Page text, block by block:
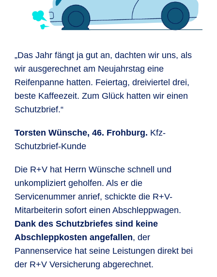
„Das Jahr fängt ja gut an, dachten wir uns, als
wir ausgerechnet am Neujahrstag eine
Reifenpanne hatten. Feiertag, dreiviertel drei,
beste Kaffeezeit. Zum Glück hatten wir einen
Schutzbrief.“
Torsten Wünsche, 46. Frohburg. Kfz-
Schutzbrief-Kunde
Die R+V hat Herrn Wünsche schnell und
unkompliziert geholfen. Als er die
Servicenummer anrief, schickte die R+V-
Mitarbeiterin sofort einen Abschleppwagen.
Dank des Schutzbriefes sind keine
Abschleppkosten angefallen, der
Pannenservice hat seine Leistungen direkt bei
der R+V Versicherung abgerechnet.